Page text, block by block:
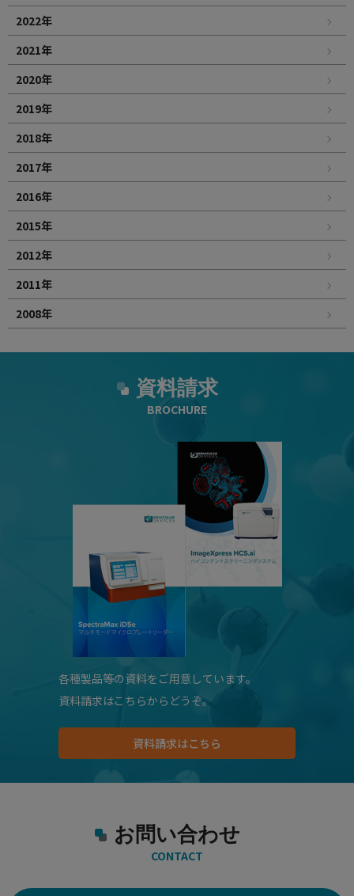
2022年
2021年
2020年
2019年
2018年
2017年
2016年
2015年
2012年
2011年
2008年
資料請求
BROCHURE
各種製品等の資料をご用意しています。
資料請求はこちらからどうぞ。
資料請求はこちら
お問い合わせ
CONTACT